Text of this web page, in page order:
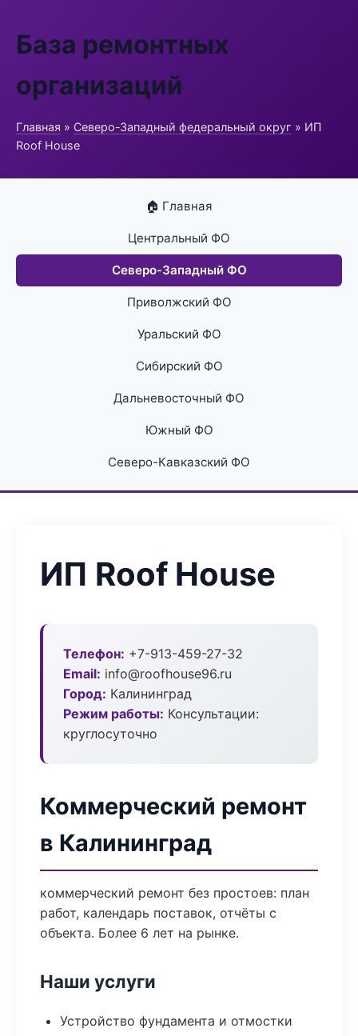
База ремонтных
организаций
Главная » Северо-Западный федеральный округ » ИП
Roof House
🏠 Главная
Центральный ФО
Северо-Западный ФО
Приволжский ФО
Уральский ФО
Сибирский ФО
Дальневосточный ФО
Южный ФО
Северо-Кавказский ФО
ИП Roof House
Телефон: +7-913-459-27-32
Email: info@roofhouse96.ru
Город: Калининград
Режим работы: Консультации:
круглосуточно
Коммерческий ремонт
в Калининград
коммерческий ремонт без простоев: план
работ, календарь поставок, отчёты с
объекта. Более 6 лет на рынке.
Наши услуги
Устройство фундамента и отмостки